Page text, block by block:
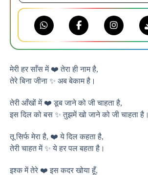
मेरी हर साँस में ❤️ तेरा ही नाम है,
तेरे बिना जीना ✨ अब बेकाम है।
तेरी आँखों में ❤️ डूब जाने को जी चाहता है,
इस दिल को बस ✨ तुझमें खो जाने को जी चाहता है।
तू सिर्फ मेरा है, ❤️ ये दिल कहता है,
तेरी चाहत में ✨ ये हर पल बहता है।
इश्क में तेरे ❤️ इस कदर खोया हूँ,